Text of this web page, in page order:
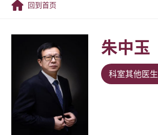
回到首页
朱中玉
科室其他医生